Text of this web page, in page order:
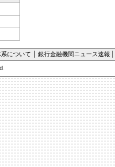
について
銀行金融機関ニュース速報